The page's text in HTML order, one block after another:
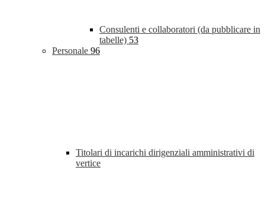
Consulenti e collaboratori (da pubblicare in
tabelle) 53
Personale 96
Titolari di incarichi dirigenziali amministrativi di
vertice